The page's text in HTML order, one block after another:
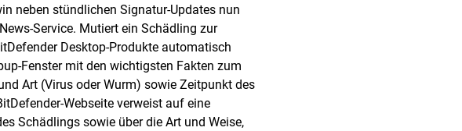
neben stündlichen Signatur-Updates nun
Service. Mutiert ein Schädling zur
Desktop-Produkte automatisch
Fenster mit den wichtigsten Fakten zum
Art (Virus oder Wurm) sowie Zeitpunkt des
Webseite verweist auf eine
Schädlings sowie über die Art und Weise,